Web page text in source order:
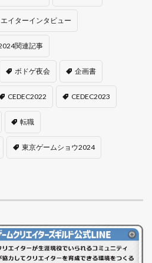
イターインタビュー
関連記事
ボドゲ夜会 企画書
CEDEC2022 CEDEC2023
転職
東京ゲームショウ2024